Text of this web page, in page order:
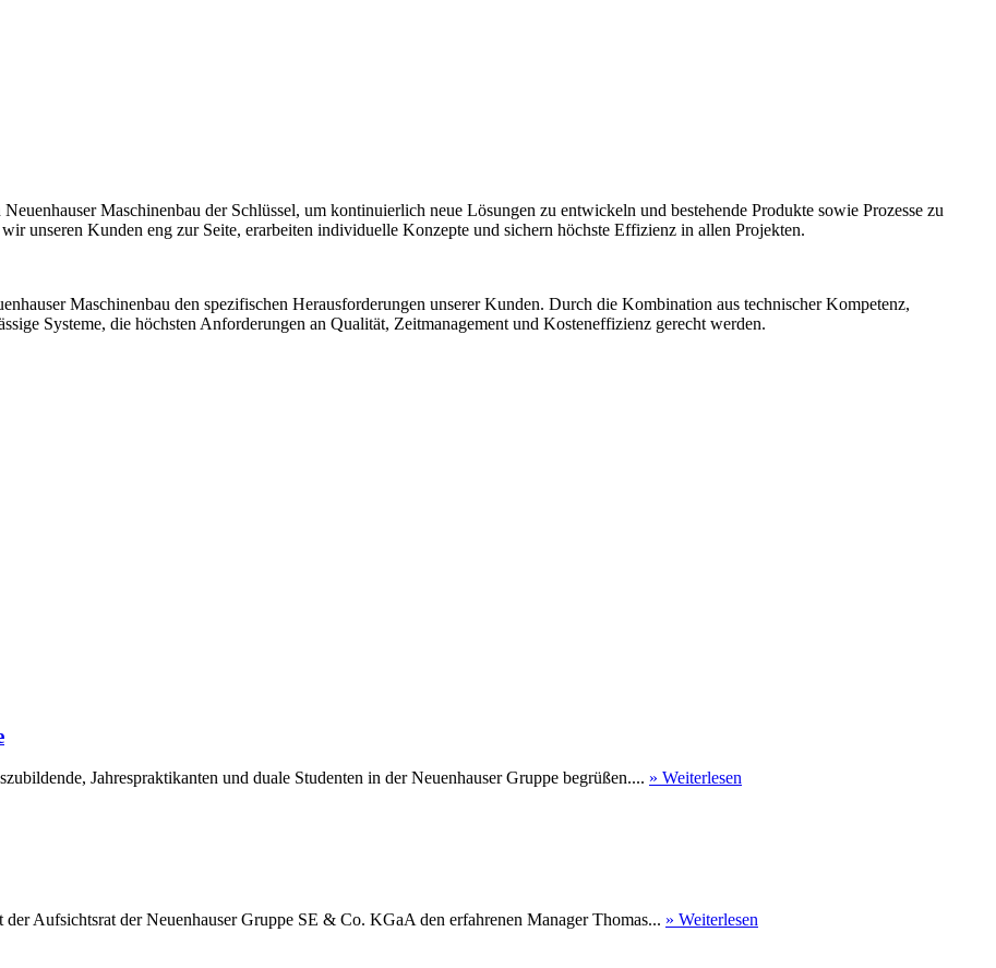
Maschinenbau der Schlüssel, um kontinuierlich neue Lösungen zu entwickeln und bestehende Produkte sowie Prozesse zu
unseren Kunden eng zur Seite, erarbeiten individuelle Konzepte und sichern höchste Effizienz in allen Projekten.
Maschinenbau den spezifischen Herausforderungen unserer Kunden. Durch die Kombination aus technischer Kompetenz,
Systeme, die höchsten Anforderungen an Qualität, Zeitmanagement und Kosteneffizienz gerecht werden.
Jahrespraktikanten und duale Studenten in der Neuenhauser Gruppe begrüßen.... » Weiterlesen
Aufsichtsrat der Neuenhauser Gruppe SE & Co. KGaA den erfahrenen Manager Thomas... » Weiterlesen